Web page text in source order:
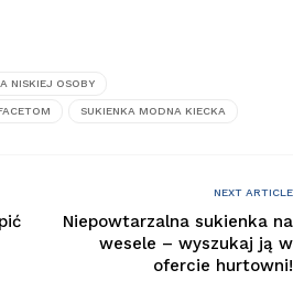
NISKIEJ OSOBY
SUKIENKA MODNA KIECKA
NEXT ARTICLE
Niepowtarzalna sukienka na
wesele – wyszukaj ją w
ofercie hurtowni!